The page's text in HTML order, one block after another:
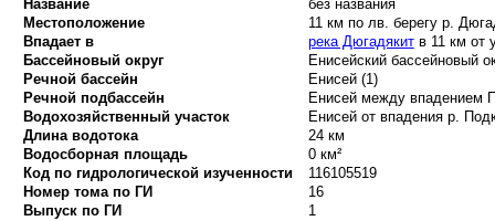
Название
без названия
Местоположение
11 км по лв. берегу р.
Впадает в
река Дюгадякитв 11 км от
Бассейновый округ
Енисейский бассейновый
Речной бассейн
Енисей (1)
Речной подбассейн
Енисей между впадением
Водохозяйственный участок
Енисей от впадения р.
Длина водотока
24 км
Водосборная площадь
0 км²
Код по гидрологической изученности
116105519
Номер тома по ГИ
16
Выпуск по ГИ
1